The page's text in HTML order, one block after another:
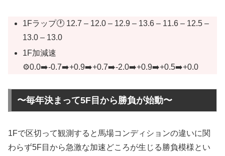
1Fラップ🕐 12.7 – 12.0 – 12.9 – 13.6 – 11.6 – 12.5 –
13.0 – 13.0
1F加減速
⚙️0.0➡️-0.7➡️+0.9➡️+0.7➡️-2.0➡️+0.9➡️+0.5➡️+0.0
〜毎年決まって5F目から勝負が始動〜
1Fで区切って観測すると馬場コンディションの違いに関
わらず5F目から急激な加速どころが生じる勝負模様とい